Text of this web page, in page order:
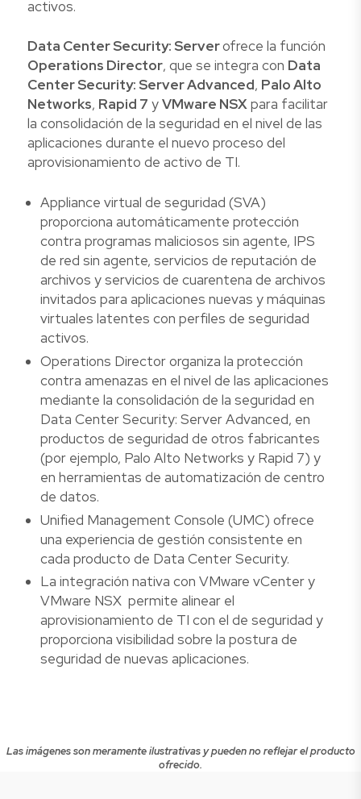
activos.
Data Center Security: Serverofrece la función
Operations Director, que se integra con Data
Center Security: Server Advanced, Palo Alto
Networks, Rapid 7 yVMware NSXpara facilitar
la consolidación de la seguridad en el nivel de las
aplicaciones durante el nuevo proceso del
aprovisionamiento de activo de TI.
Appliance virtual de seguridad (SVA)
proporciona automáticamente protección
contra programas maliciosos sin agente, IPS
de red sin agente, servicios de reputación de
archivos y servicios de cuarentena de archivos
invitados para aplicaciones nuevas y máquinas
virtuales latentes con perfiles de seguridad
activos.
Operations Director organiza la protección
contra amenazas en el nivel de las aplicaciones
mediante la consolidación de la seguridad en
Data Center Security: Server Advanced, en
productos de seguridad de otros fabricantes
(por ejemplo, Palo Alto Networks y Rapid 7) y
en herramientas de automatización de centro
de datos.
Unified Management Console (UMC) ofrece
una experiencia de gestión consistente en
cada producto de Data Center Security.
La integración nativa con VMware vCenter y
VMware NSX permite alinear el
aprovisionamiento de TI con el de seguridad y
proporciona visibilidad sobre la postura de
seguridad de nuevas aplicaciones.
Las imágenes son meramente ilustrativas y pueden no reflejar el producto
ofrecido.